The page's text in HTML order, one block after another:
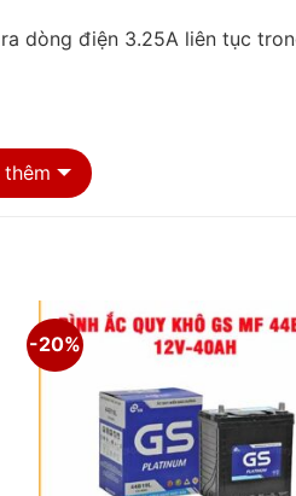
dòng điện 3.25A liên tục
thêm
-20%